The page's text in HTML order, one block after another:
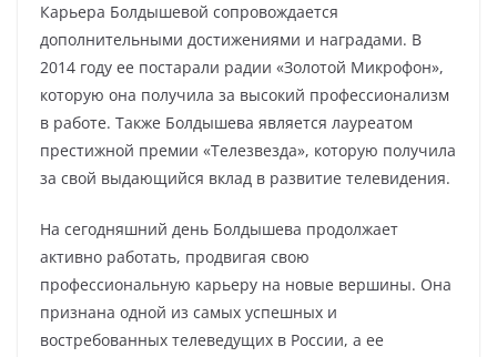
Карьера Болдышевой сопровождается
дополнительными достижениями и наградами. В
2014 году ее постарали радии «Золотой Микрофон»,
которую она получила за высокий профессионализм
в работе. Также Болдышева является лауреатом
престижной премии «Телезвезда», которую получила
за свой выдающийся вклад в развитие телевидения.
На сегодняшний день Болдышева продолжает
активно работать, продвигая свою
профессиональную карьеру на новые вершины. Она
признана одной из самых успешных и
востребованных телеведущих в России, а ее